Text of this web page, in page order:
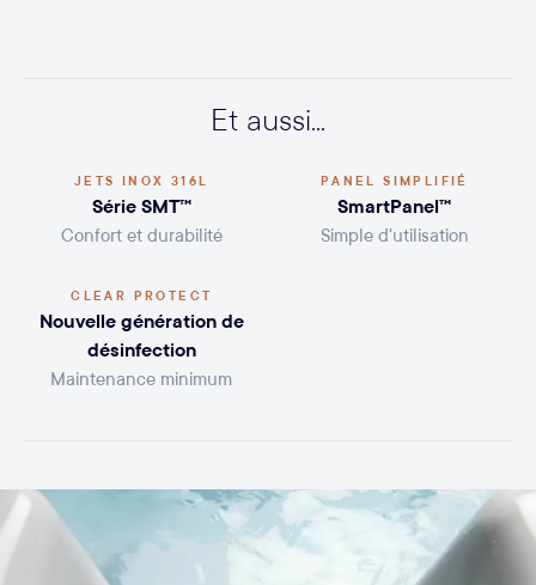
Et aussi...
JETS INOX 316L
Série SMT™
Confort et durabilité
PANEL SIMPLIFIÉ
SmartPanel™
Simple d'utilisation
CLEAR PROTECT
Nouvelle génération de
désinfection
Maintenance minimum